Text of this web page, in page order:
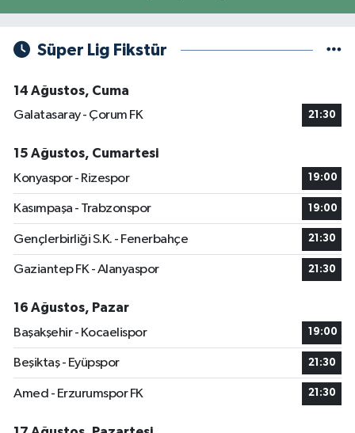
Süper Lig Fikstür
14 Ağustos, Cuma
Galatasaray - Çorum FK
21:30
15 Ağustos, Cumartesi
Konyaspor - Rizespor
19:00
Kasımpaşa - Trabzonspor 19:00
Gençlerbirliği S.K. - Fenerbahçe 21:30
Gaziantep FK - Alanyaspor 21:30
16 Ağustos, Pazar
Başakşehir - Kocaelispor
19:00
Beşiktaş - Eyüpspor 21:30
Amed - Erzurumspor FK 21:30